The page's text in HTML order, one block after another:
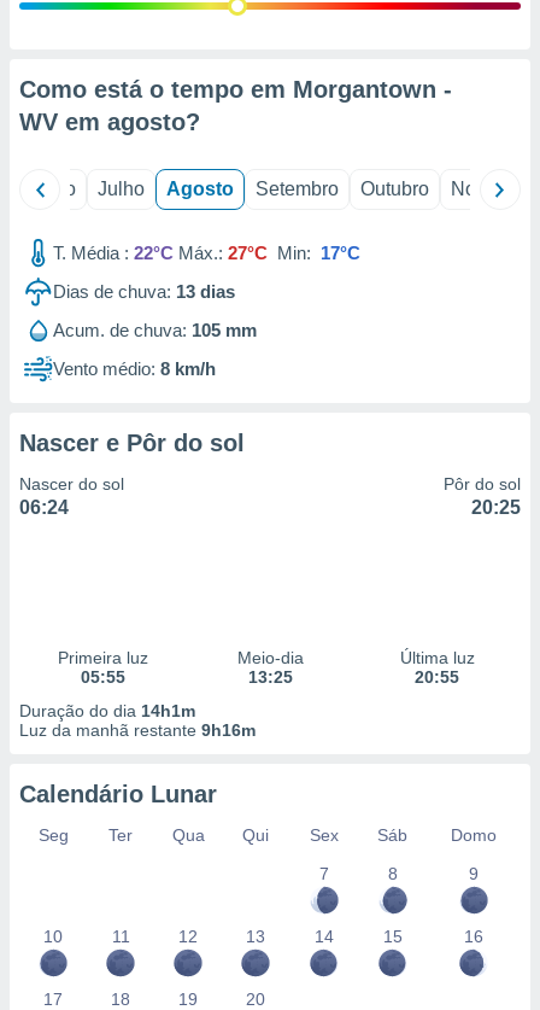
estudos
1199
Como está o tempo em Morgantown -
WV em agosto?
Junho Julho Agosto Setembro Outubro Novembro
T. Média : 22°C Máx.: 27°C Min: 17°C
Dias de chuva: 13 dias
Acum. de chuva: 105 mm
Vento médio: 8 km/h
Nascer e Pôr do sol
Nascer do sol
06:24
Pôr do sol
20:25
Primeira luz
05:55
Meio-dia
13:25
Última luz
20:55
Duração do dia 14h1m
Luz da manhã restante 9h16m
Calendário Lunar
Seg Ter Qua Qui Sex Sáb
Domo
7
8 9
10 11 12 13 14 15 16
17 18 19 20